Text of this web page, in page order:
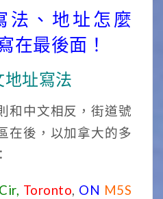
法、地址怎麼
在最後面！
址寫法
和中文相反，街道號
在後，以加拿大的多
Toronto, ON M5S